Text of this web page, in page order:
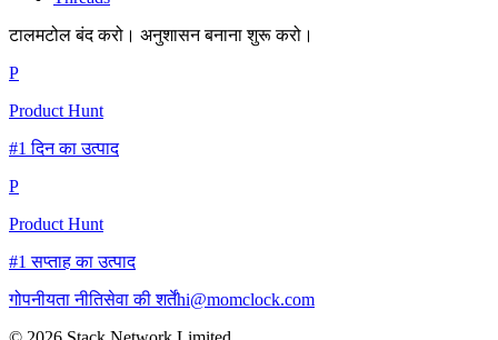
टालमटोल बंद करो। अनुशासन बनाना शुरू करो।
P
Product Hunt
#1 दिन का उत्पाद
P
Product Hunt
#1 सप्ताह का उत्पाद
गोपनीयता नीतिसेवा की शर्तेंhi@momclock.com